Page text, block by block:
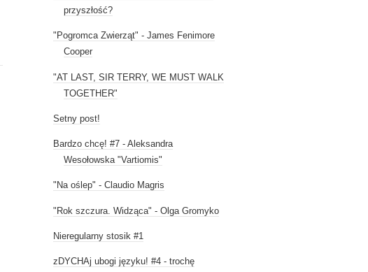
przyszłość?
"Pogromca Zwierząt" - James Fenimore
Cooper
"AT LAST, SIR TERRY, WE MUST WALK
TOGETHER"
Setny post!
Bardzo chcę! #7 - Aleksandra
Wesołowska "Vartiomis"
"Na oślep" - Claudio Magris
"Rok szczura. Widząca" - Olga Gromyko
Nieregularny stosik #1
zDYCHAj ubogi języku! #4 - trochę